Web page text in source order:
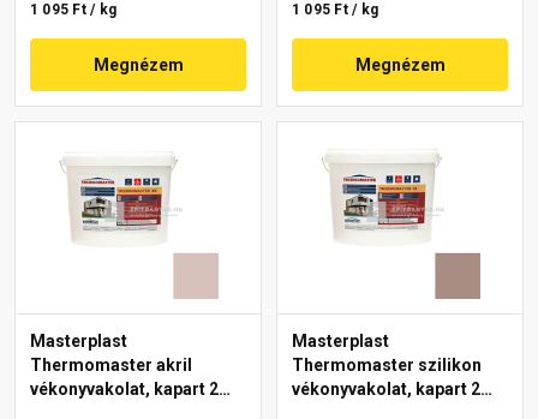
1 095 Ft / kg
Megnézem
1 095 Ft / kg
Megnézem
Masterplast
Thermomaster akril
vékonyvakolat, kapart 2
Masterplast
Thermomaster szilikon
vékonyvakolat, kapart 2